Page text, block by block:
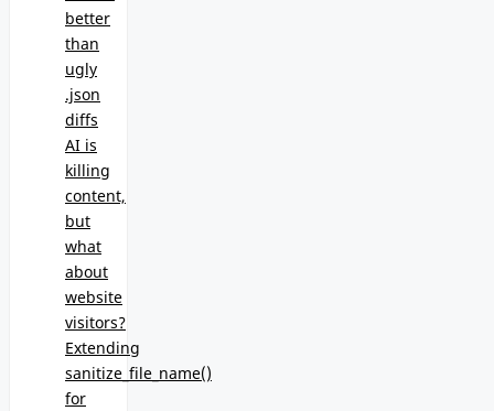
better
than
ugly
.json
diffs
AI is
killing
content,
but
what
about
website
visitors?
Extending
sanitize_file_name()
for